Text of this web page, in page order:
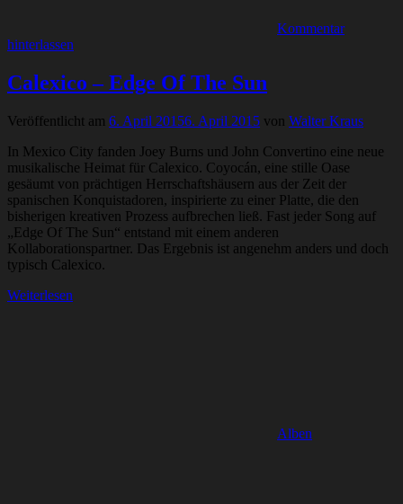
Kommentar
hinterlassen
Calexico – Edge Of The Sun
Veröffentlicht am 6. April 20156. April 2015 von Walter Kraus
In Mexico City fanden Joey Burns und John Convertino eine neue
musikalische Heimat für Calexico. Coyocán, eine stille Oase
gesäumt von prächtigen Herrschaftshäusern aus der Zeit der
spanischen Konquistadoren, inspirierte zu einer Platte, die den
bisherigen kreativen Prozess aufbrechen ließ. Fast jeder Song auf
„Edge Of The Sun“ entstand mit einem anderen
Kollaborationspartner. Das Ergebnis ist angenehm anders und doch
typisch Calexico.
Weiterlesen
Alben